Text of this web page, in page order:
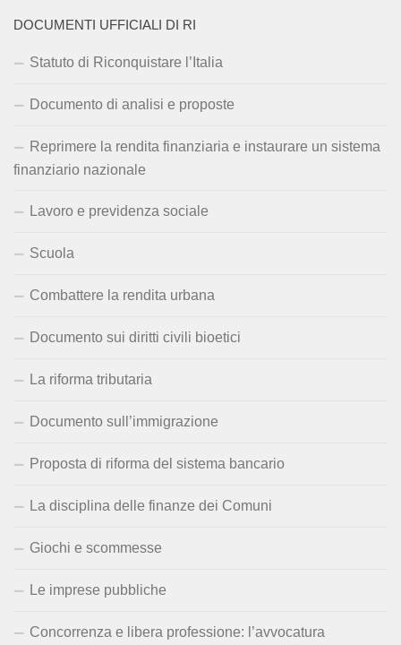
DOCUMENTI UFFICIALI DI RI
Statuto di Riconquistare l’Italia
Documento di analisi e proposte
Reprimere la rendita finanziaria e instaurare un sistema
finanziario nazionale
Lavoro e previdenza sociale
Scuola
Combattere la rendita urbana
Documento sui diritti civili bioetici
La riforma tributaria
Documento sull’immigrazione
Proposta di riforma del sistema bancario
La disciplina delle finanze dei Comuni
Giochi e scommesse
Le imprese pubbliche
Concorrenza e libera professione: l’avvocatura